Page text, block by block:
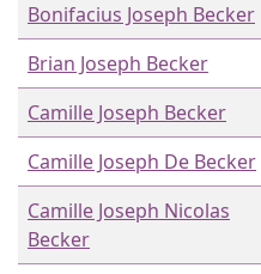
Bonifacius Joseph Becker
Brian Joseph Becker
Camille Joseph Becker
Camille Joseph De Becker
Camille Joseph Nicolas
Becker